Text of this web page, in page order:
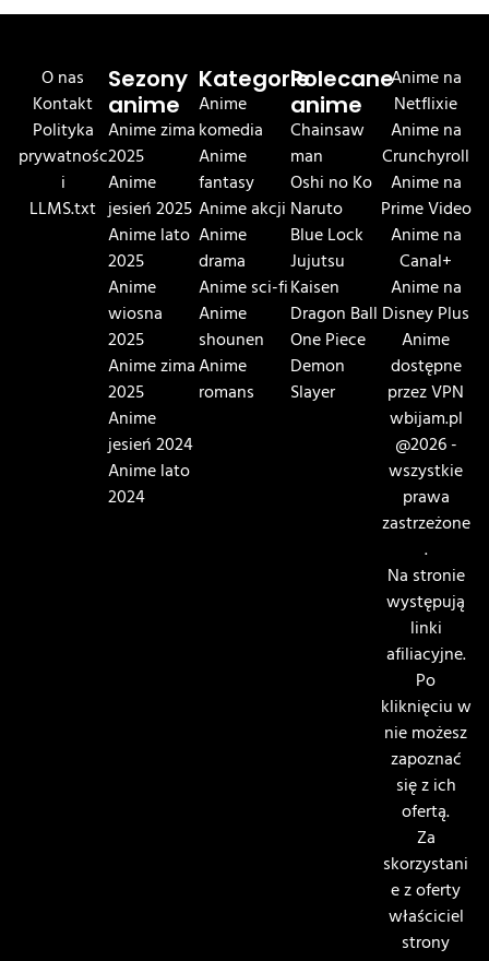
O nas
Kontakt
Polityka
prywatnośc
i
LLMS.txt
Sezony
anime
Anime zima
2025
Anime
jesień 2025
Anime lato
2025
Anime
wiosna
2025
Anime zima
2025
Anime
jesień 2024
Anime lato
2024
Kategorie
Anime
komedia
Anime
fantasy
Anime akcji
Anime
drama
Anime sci-fi
Anime
shounen
Anime
romans
Polecane
anime
Chainsaw
man
Oshi no Ko
Naruto
Blue Lock
Jujutsu
Kaisen
Dragon Ball
One Piece
Demon
Slayer
Anime na
Netflixie
Anime na
Crunchyroll
Anime na
Prime Video
Anime na
Canal+
Anime na
Disney Plus
Anime
dostępne
przez VPN
wbijam.pl
@2026 -
wszystkie
prawa
zastrzeżone
.
Na stronie
występują
linki
afiliacyjne.
Po
kliknięciu w
nie możesz
zapoznać
się z ich
ofertą.
Za
skorzystani
e z oferty
właściciel
strony